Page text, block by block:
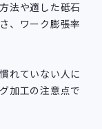
法や適した砥石
、ワーク膨張率
れていない人に
加工の注意点で